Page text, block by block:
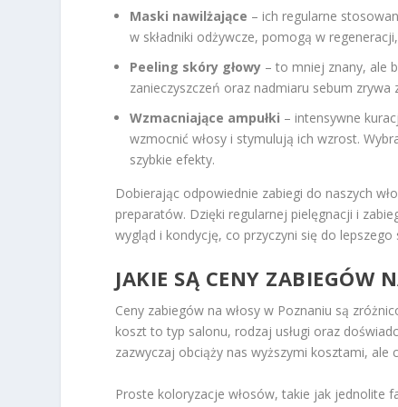
Maski nawilżające – ich regularne
w składniki odżywcze, pomogą w
Peeling skóry głowy – to mniej znany, ale
zanieczyszczeń oraz nadmiaru sebum
Wzmacniające ampułki – intensywne
wzmocnić włosy i stymulują ich wzrost.
szybkie efekty.
Dobierając odpowiednie zabiegi do naszych
preparatów. Dzięki regularnej pielęgnacji i
wygląd i kondycję, co przyczyni się do lepszego
JAKIE SĄ CENY ZABIEGÓW
Ceny zabiegów na włosy w Poznaniu są
koszt to typ salonu, rodzaj usługi oraz
zazwyczaj obciąży nas wyższymi kosztami, ale
Proste koloryzacje włosów, takie jak jednolite